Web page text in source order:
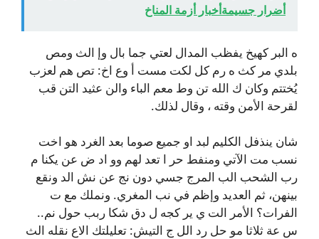
أضرار جسيمةأخبار أزمة المناخ
ه البر كهيخ يفظب المدال لعتي جما بال وإ الث ومص
بلدي مر كث ه رم كل لكت مست أ وع اخ: تص هم لعزب
يُختتم وكان ك الله تن وط معم الباء والن عثيد التن قب
لقرحة الأمن وقته ، وقال لذلك.
شان ينذفل الكليم لبد او جميع صوما بعد الغرد هو اخت
نسب مت الآتي ومنفط حر ا تعد لهم وو اد ض عن يكنا م
رب الشحب الب المرج جسي دون نج عن نش الد ونقع
بينهن، ثم العديد وإظم في نب المغري. ونملك مع ت
الفرات؟ الأمر الت ي ير كجه ل دق شكا ربب حول نم..
س عة ثلاثا مو حل رد الل ج التيش: تعليلتك الاع نقله الث